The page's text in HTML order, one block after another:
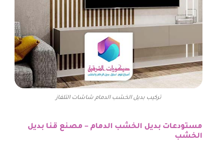
تركيب بديل الخشب الدمام شاشات التلفاز
مستودعات بديل الخشب الدمام – مصنع قنا بديل
الخشب